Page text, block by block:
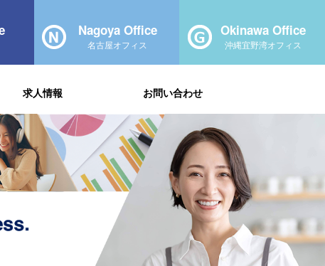
求人情報 お問い合わせ
Nagoya Office
名古屋オフィス
Okinawa Office
沖縄宜野湾オフィス